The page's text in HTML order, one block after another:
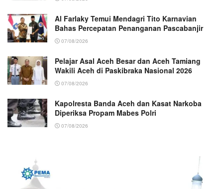
Al Farlaky Temui Mendagri Tito Karnavian
Bahas Percepatan Penanganan Pascabanjir
07/08/2026
Pelajar Asal Aceh Besar dan Aceh Tamiang
Wakili Aceh di Paskibraka Nasional 2026
07/08/2026
Kapolresta Banda Aceh dan Kasat Narkoba
Diperiksa Propam Mabes Polri
07/08/2026